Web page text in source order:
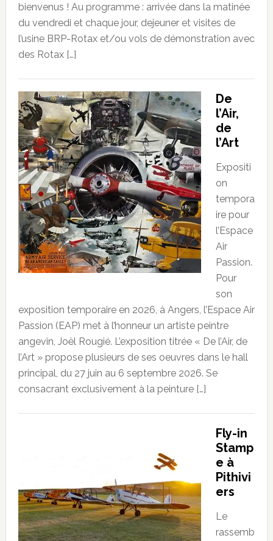
bienvenus ! Au programme : arrivée dans la matinée
du vendredi et chaque jour, dejeuner et visites de
l’usine BRP-Rotax et/ou vols de démonstration avec
des Rotax […]
De
l’Air,
de
l’Art
Expositi
on
tempora
ire pour
l’Espace
Air
Passion.
Pour
son
exposition temporaire en 2026, à Angers, l’Espace Air
Passion (EAP) met à l’honneur un artiste peintre
angevin, Joël Rougié. L’exposition titrée « De l’Air, de
l’Art » propose plusieurs de ses oeuvres dans le hall
principal, du 27 juin au 6 septembre 2026. Se
consacrant exclusivement à la peinture […]
Fly-in
Stamp
e à
Pithivi
ers
Le
rassemb